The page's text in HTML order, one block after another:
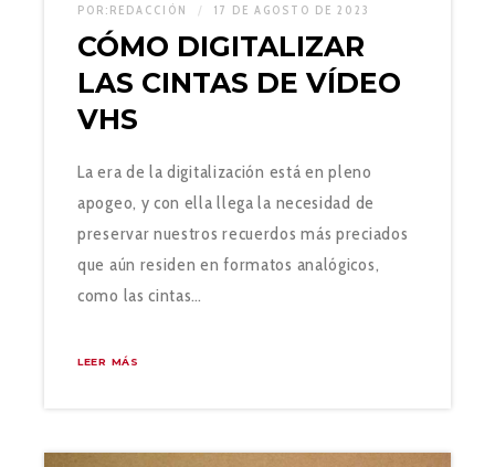
POR: REDACCIÓN 17 DE AGOSTO DE 2023
CÓMO DIGITALIZAR
LAS CINTAS DE VÍDEO
VHS
La era de la digitalización está en pleno
apogeo, y con ella llega la necesidad de
preservar nuestros recuerdos más preciados
que aún residen en formatos analógicos,
como las cintas…
LEER MÁS